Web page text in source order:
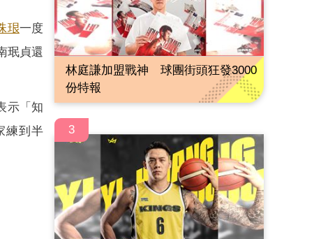
珢一度
珉貞還
示「知
練到半
林庭謙加盟戰神 球團街頭狂發3000
份特報
3